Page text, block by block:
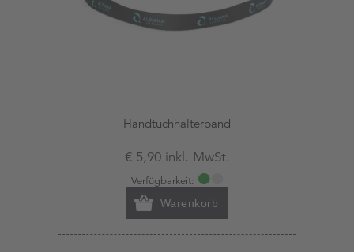
Handtuchhalterband
€ 5,90 inkl. MwSt.
Verfügbarkeit:
Warenkorb